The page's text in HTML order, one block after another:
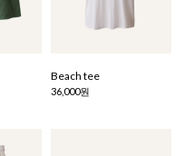
Beach tee
36,000원